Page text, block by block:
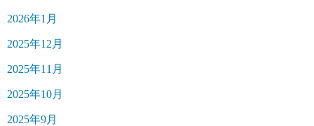
2026年1月
2025年12月
2025年11月
2025年10月
2025年9月